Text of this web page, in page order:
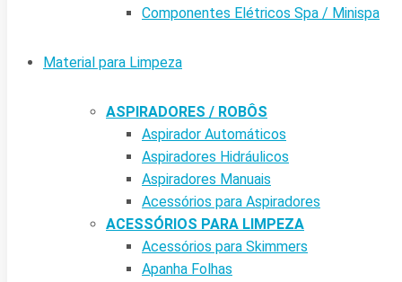
Componentes Elétricos Spa / Minispa
Material para Limpeza
ASPIRADORES / ROBÔS
Aspirador Automáticos
Aspiradores Hidráulicos
Aspiradores Manuais
Acessórios para Aspiradores
ACESSÓRIOS PARA LIMPEZA
Acessórios para Skimmers
Apanha Folhas